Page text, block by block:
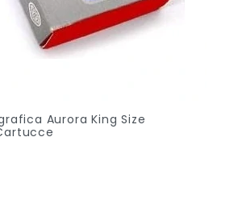
Aurora King Size